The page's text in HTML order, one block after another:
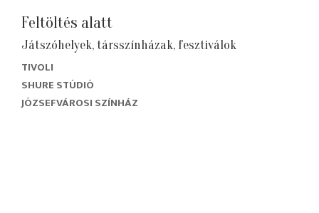
Feltöltés alatt
Játszóhelyek, társszínházak, fesztiválok
TIVOLI
SHURE STÚDIÓ
JÓZSEFVÁROSI SZÍNHÁZ